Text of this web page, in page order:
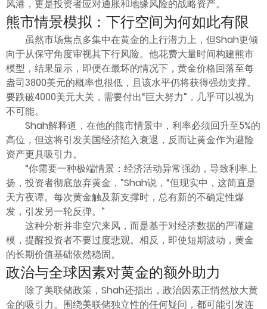
风港，更是投资者应对通胀和地缘风险的战略资产。
熊市情景模拟：下行空间为何如此有限
虽然市场焦点多集中在黄金的上行潜力上，但Shah更倾
向于从保守角度审视其下行风险。他花费大量时间构建熊市
模型，结果显示，即便在最坏的情况下，黄金价格回落至每
盎司3800美元的概率也很低，且该水平仍将获得强劲支撑。
要跌破4000美元大关，需要付出“巨大努力”，几乎可以视为
不可能。
Shah解释道，在他的熊市情景中，利率必须回升至5%的
高位，但这将引发美国经济陷入衰退，反而让黄金作为避险
资产更具吸引力。
“你需要一种极端情景：经济活动异常强劲，导致利率上
扬，投资者彻底放弃黄金，”Shah说，“但现实中，这简直是
天方夜谭。每次黄金触及新支撑时，总有新的不确定性爆
发，引发另一轮反弹。”
这种分析并非空穴来风，而是基于对经济数据的严谨建
模，提醒投资者不要过度悲观。相反，即使短期波动，黄金
的长期价值基础依然稳固。
政治与全球因素对黄金的额外助力
除了美联储政策，Shah还指出，政治因素正悄然放大黄
金的吸引力。围绕美联储独立性的任何疑问，都可能引发连